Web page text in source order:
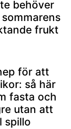
behöver
frukt
för att
så här
fasta och
utan att
spillo